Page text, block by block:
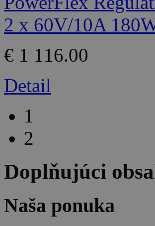
€ 1 116.00
Detail
1
2
Doplňujúci
Naša ponuka